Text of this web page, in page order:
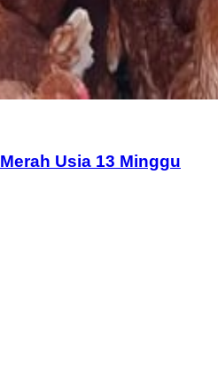
Merah Usia 13 Minggu